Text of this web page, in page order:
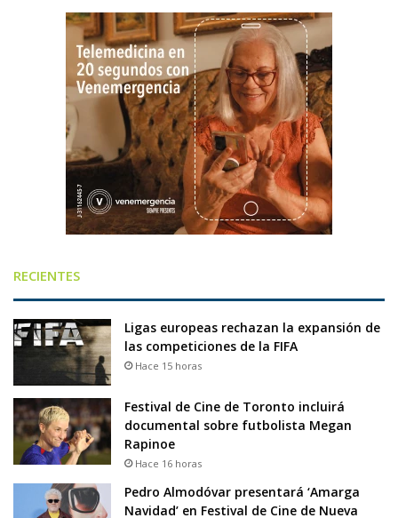
RECIENTES
Ligas europeas rechazan la expansión de
las competiciones de la FIFA
Hace 15 horas
Festival de Cine de Toronto incluirá
documental sobre futbolista Megan
Rapinoe
Hace 16 horas
Pedro Almodóvar presentará ‘Amarga
Navidad’ en Festival de Cine de Nueva